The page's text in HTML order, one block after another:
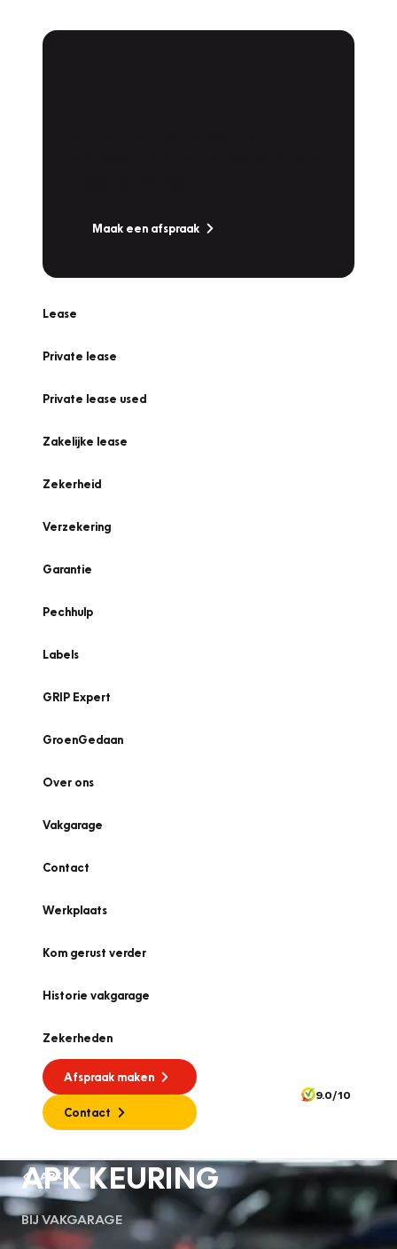
Maak een afspraak
Lease
Private lease
Private lease used
Zakelijke lease
Zekerheid
Verzekering
Garantie
Pechhulp
Labels
GRIP Expert
GroenGedaan
Over ons
Vakgarage
Contact
Werkplaats
Kom gerust verder
Historie vakgarage
Zekerheden
Afspraak maken
Contact
9.0/10
APK
APK KEURING
BIJ VAKGARAGE